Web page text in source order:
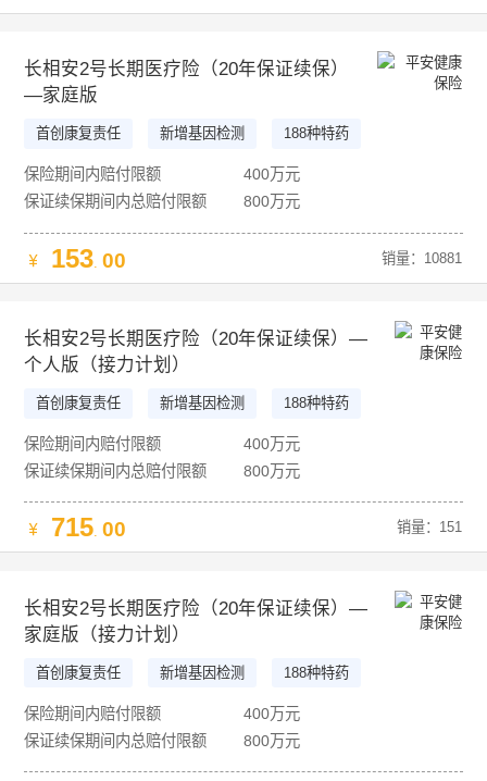
长相安2号长期医疗险（20年保证续保）
—家庭版
首创康复责任 新增基因检测
188种特药
9+1项健康服务权益
保险期间内赔付限额
400万元
保证续保期间内总赔付限额
800万元
153. 00 销量：10881
长相安2号长期医疗险（20年保证续保）—
个人版（接力计划）
首创康复责任 新增基因检测
188种特药
9+1项健康服务权益
保险期间内赔付限额
400万元
保证续保期间内总赔付限额
800万元
715. 00 销量：151
长相安2号长期医疗险（20年保证续保）—
家庭版（接力计划）
首创康复责任 新增基因检测
188种特药
9+1项健康服务权益
保险期间内赔付限额
400万元
保证续保期间内总赔付限额
800万元